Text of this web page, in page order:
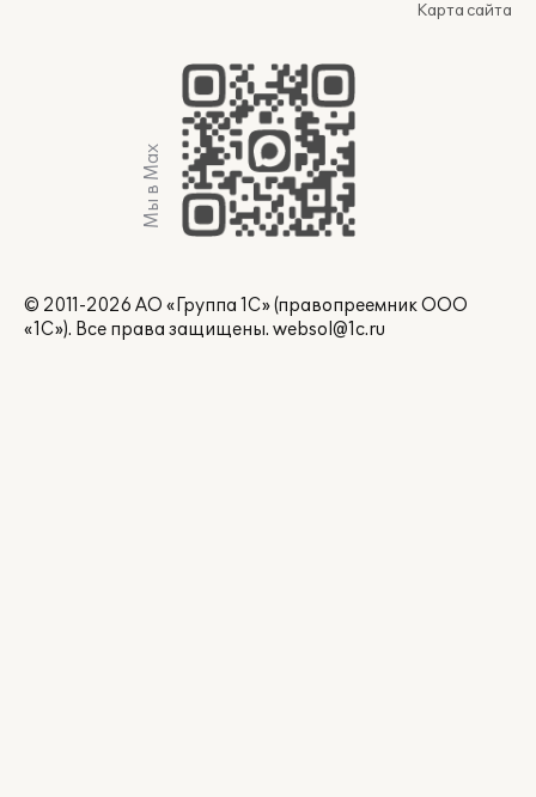
Карта сайта
Мы в Max
© 2011-2026 АО «Группа 1С» (правопреемник ООО
«1С»). Все права защищены. websol@1c.ru